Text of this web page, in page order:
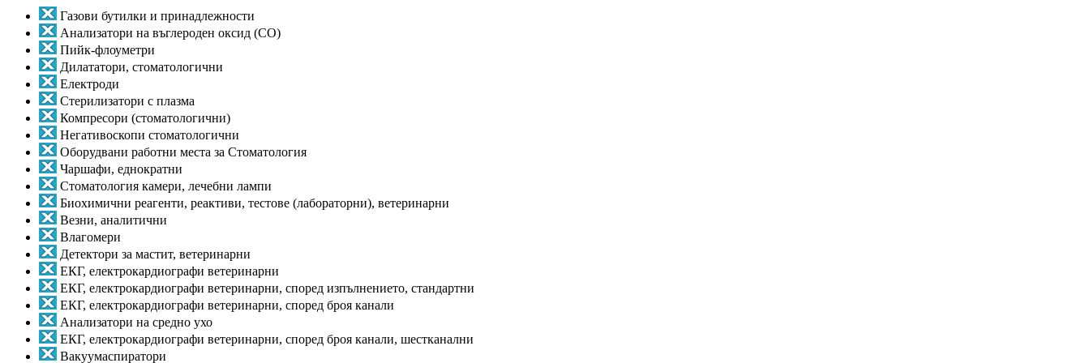
Газови бутилки и принадлежности
Анализатори на въглероден оксид (CO)
Пийк-флоуметри
Дилататори, стоматологични
Електроди
Стерилизатори с плазма
Компресори (стоматологични)
Негативоскопи стоматологични
Оборудвани работни места за Стоматология
Чаршафи, еднократни
Стоматология камери, лечебни лампи
Биохимични реагенти, реактиви, тестове (лабораторни), ветеринарни
Везни, аналитични
Влагомери
Детектори за мастит, ветеринарни
ЕКГ, електрокардиографи ветеринарни
ЕКГ, електрокардиографи ветеринарни, според изпълнението, стандартни
ЕКГ, електрокардиографи ветеринарни, според броя канали
Анализатори на средно ухо
ЕКГ, електрокардиографи ветеринарни, според броя канали, шестканални
Вакуумаспиратори